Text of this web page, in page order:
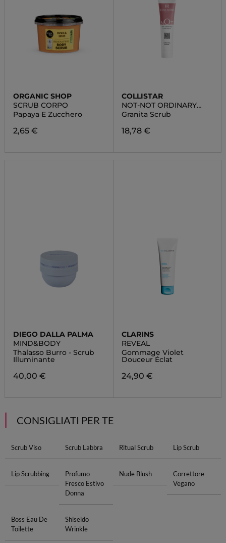
ORGANIC SHOP
SCRUB CORPO
Papaya E Zucchero
2,65 €
COLLISTAR
NOT-NOT ORDINARY
TREATMENT
Granita Scrub
18,78 €
DIEGO DALLA PALMA
MIND&BODY
Thalasso Burro - Scrub
Illuminante
40,00 €
CLARINS
REVEAL
Gommage Violet
Douceur Éclat
24,90 €
CONSIGLIATI PER TE
Scrub Viso Scrub Labbra Ritual Scrub Lip Scrub
Lip Scrubbing
Profumo
Fresco Estivo
Donna
Nude Blush
Correttore
Vegano
Boss Eau De
Toilette
Shiseido
Wrinkle